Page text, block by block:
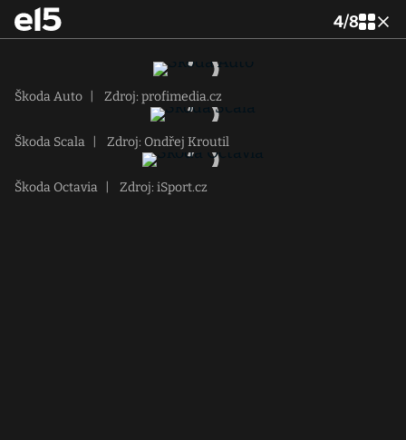
4/8
Škoda Auto Zdroj: profimedia.cz
Škoda Scala Zdroj: Ondřej Kroutil
Škoda Octavia Zdroj: iSport.cz